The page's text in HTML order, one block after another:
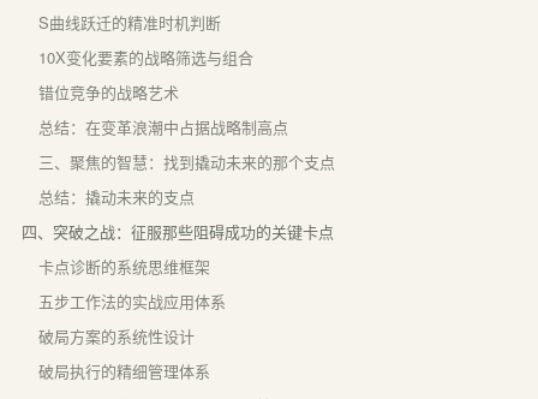
S曲线跃迁的精准时机判断
10X变化要素的战略筛选与组合
错位竞争的战略艺术
总结：在变革浪潮中占据战略制高点
三、聚焦的智慧：找到撬动未来的那个支点
总结：撬动未来的支点
四、突破之战：征服那些阻碍成功的关键卡点
卡点诊断的系统思维框架
五步工作法的实战应用体系
破局方案的系统性设计
破局执行的精细管理体系